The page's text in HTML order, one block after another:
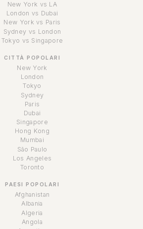
New York vs LA
London vs Dubai
New York vs Paris
Sydney vs London
Tokyo vs Singapore
CITTÀ POPOLARI
New York
London
Tokyo
Sydney
Paris
Dubai
Singapore
Hong Kong
Mumbai
São Paulo
Los Angeles
Toronto
PAESI POPOLARI
Afghanistan
Albania
Algeria
Angola